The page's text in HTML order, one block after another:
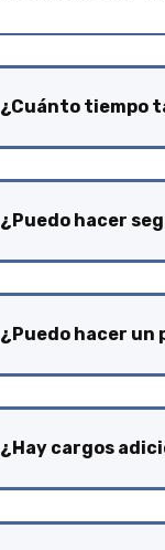
¿Cuánto tiempo
¿Puedo hacer
¿Puedo hacer un
¿Hay cargos